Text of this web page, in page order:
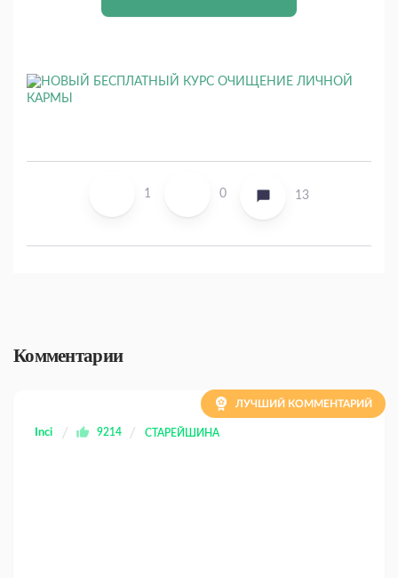
1 0 13
Комментарии
Inci 9214 СТАРЕЙШИНА
ЛУЧШИЙ КОММЕНТАРИЙ